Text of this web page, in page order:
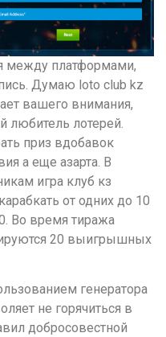
между платформами,
Думаю loto club kz
вашего внимания,
любитель лотерей.
приз вдобавок
а еще азарта. В
игра клуб кз
от одних до 10
Во время тиража
20 выигрышных
генератора
не горячиться в
добросовестной